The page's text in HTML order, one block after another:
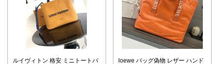
ルイヴィトン 格安 ミニトートバ
loewe バッグ偽物 レザー ハンド